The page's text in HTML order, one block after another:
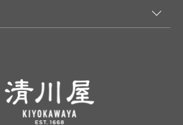
（FAQ）
保証について（産直品）
て（通常品）
録
ーを見る